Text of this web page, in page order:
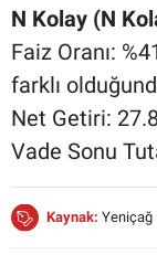
N Kolay (N
Faiz Oranı:
farklı
Net Getiri:
Vade Sonu
Kaynak: Yeniçağ